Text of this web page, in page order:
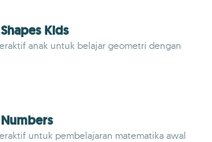
Kids
anak untuk belajar geometri dengan
untuk pembelajaran matematika awal